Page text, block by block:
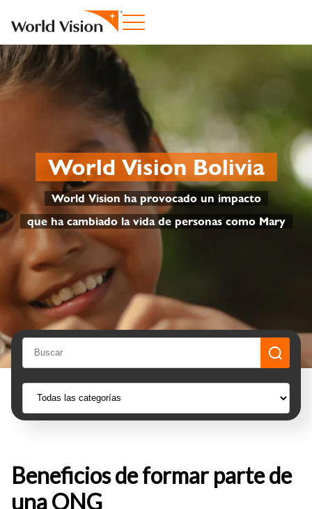
World Vision Bolivia
World Vision ha provocado un impacto
que ha cambiado la vida de personas como Mary
Beneficios de formar parte de
una ONG